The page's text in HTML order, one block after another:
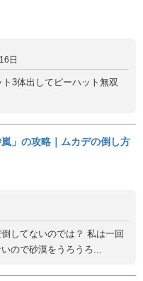
日
3体出してピーハット無双
」の攻略｜ムカデの倒し方
してないのでは？ 私は一回
ので砂漠をうろうろ...